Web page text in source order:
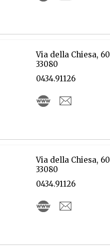
Via della Chiesa, 60
33080
0434.91126
Via della Chiesa, 60
33080
0434.91126